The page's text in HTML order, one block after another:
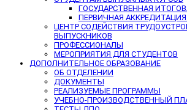
ГОСУДАРСТВЕННАЯ
ПЕРВИЧНАЯ
ЦЕНТР СОДЕЙСТВИЯ
ВЫПУСКНИКОВ
ПРОФЕССИОНАЛЫ
МЕРОПРИЯТИЯ ДЛЯ СТУДЕНТОВ
ДОПОЛНИТЕЛЬНОЕ ОБРАЗОВАНИЕ
ОБ ОТДЕЛЕНИИ
ДОКУМЕНТЫ
РЕАЛИЗУЕМЫЕ ПРОГРАММЫ
УЧЕБНО-ПРОИЗВОДСТВЕННЫЙ